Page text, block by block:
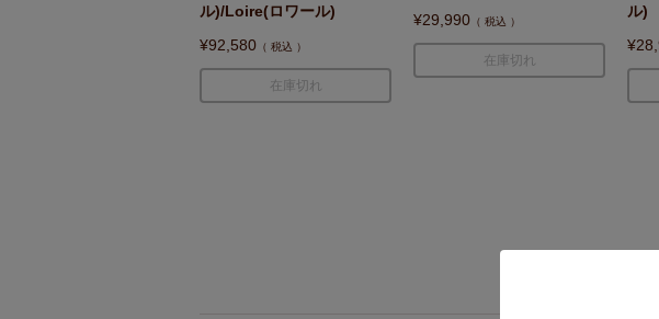
ル)/Loire(ロワール)
¥92,580 税込
在庫切れ
¥29,990 税込
在庫切れ
ル)
¥
人気アイテムランキ